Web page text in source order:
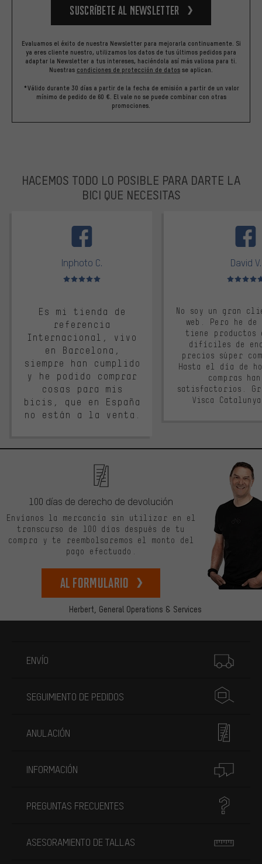
Suscríbete al newsletter
Evaluamos el éxito de nuestra Newsletter para mejorarla continuamente. Si
ya eres cliente nuestro, utilizamos los datos de tus últimos pedidos para
adaptar la Newsletter a tus intereses, haciéndola así más valiosa para ti.
Nuestras condiciones de protección de datos se aplican.
*Válido durante 30 días a partir de la fecha de emisión a partir de un valor
mínimo de pedido de 60 €. El vale no se puede combinar con otras
promociones.
HACEMOS TODO LO POSIBLE PARA DARTE LA
BICI QUE NECESITAS
Inphoto C.
Valoración media: 5 de 5
Es mi tienda de
referencia
Internacional, vivo
en Barcelona,
siempre han cumplido
y he podido comprar
cosas para mis
bicis, que en España
no están a la venta.
David V.
Valoración
No soy un gran
web. Pero he
tiene productos
difíciles de
precios súper
Hasta el día de
compras
satisfactorios.
Visca
Herbert, General Operations & Services
100 días de derecho de devolución
Envíanos la mercancía sin utilizar en el
transcurso de 100 días después de tu
compra y te reembolsaremos el monto del
pago efectuado.
Al formulario
ENVÍO
SEGUIMIENTO DE PEDIDOS
ANULACIÓN
INFORMACIÓN
PREGUNTAS FRECUENTES
ASESORAMIENTO DE TALLAS